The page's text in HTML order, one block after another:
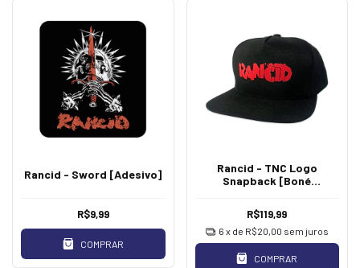
Rancid - Sword [Adesivo]
R$9,99
COMPRAR
Rancid - TNC Logo
Snapback [Boné
R$119,99
6 x de R$20,00 sem juros
COMPRAR